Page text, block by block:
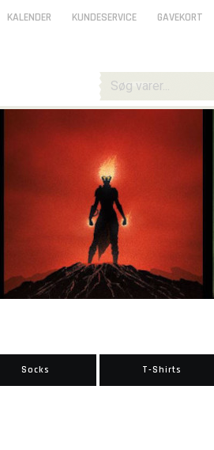
Socks T-Shirts
KALENDER KUNDESERVICE GAVEKORT